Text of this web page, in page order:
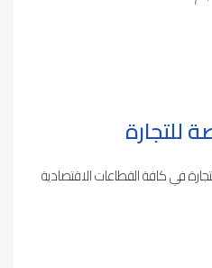
للتجارة
في كافة القطاعات الاقتصادية